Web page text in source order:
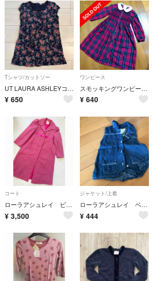
Tシャツ/カットソー
UT LAURA ASHLEYコラボTシャツ
¥ 650
ワンピース
スモッキングワンピース★ローラアシュレイ
¥ 640
コート
ローラアシュレイ ピンク ヘリンボーン ロングコート 8歳用
¥ 3,500
ジャケット/上着
ローラアシュレイ ベスト
¥ 444